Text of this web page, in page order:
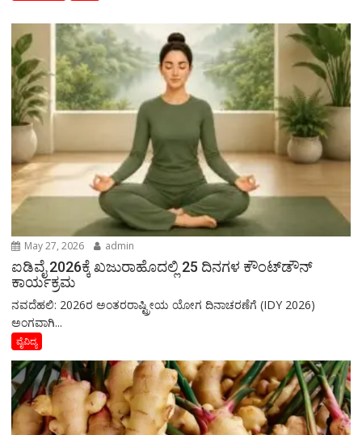
May 27, 2026 admin
ಐಡಿವೈ 2026ಕ್ಕೆ ಖಜುರಾಹೊದಲ್ಲಿ 25 ದಿನಗಳ ಕೌಂಟ್‌ಡೌನ್
ಕಾರ್ಯಕ್ರಮ
ನವದೆಹಲಿ: 2026ರ ಅಂತರರಾಷ್ಟ್ರೀಯ ಯೋಗ ದಿನಾಚರಣೆಗೆ (IDY 2026)
ಅಂಗವಾಗಿ...
ವೈವಿದ್ಯ